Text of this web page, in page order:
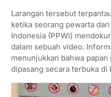
Larangan tersebut
ketika seorang pewarta
Indonesia (PPWI)
dalam sebuah video.
menunjukkan bahwa
dipasang secara terbuka di